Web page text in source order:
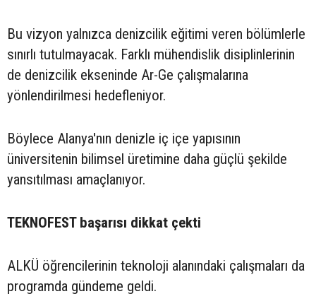
Bu vizyon yalnızca denizcilik eğitimi veren bölümlerle
sınırlı tutulmayacak. Farklı mühendislik disiplinlerinin
de denizcilik ekseninde Ar-Ge çalışmalarına
yönlendirilmesi hedefleniyor.
Böylece Alanya'nın denizle iç içe yapısının
üniversitenin bilimsel üretimine daha güçlü şekilde
yansıtılması amaçlanıyor.
TEKNOFEST başarısı dikkat çekti
ALKÜ öğrencilerinin teknoloji alanındaki çalışmaları da
programda gündeme geldi.